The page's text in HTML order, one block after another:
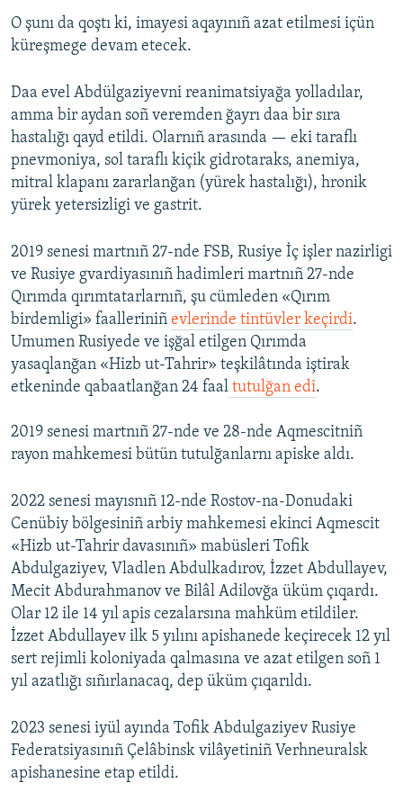
O şunı da qoştı ki, imayesi aqayınıñ azat etilmesi içün
küreşmege devam etecek.
Daa evel Abdülgaziyevni reanimatsiyağa yolladılar,
amma bir aydan soñ veremden ğayrı daa bir sıra
hastalığı qayd etildi. Olarnıñ arasında — eki taraflı
pnevmoniya, sol taraflı kiçik gidrotaraks, anemiya,
mitral klapanı zararlanğan (yürek hastalığı), hronik
yürek yetersizligi ve gastrit.
2019 senesi martnıñ 27-nde FSB, Rusiye İç işler nazirligi
ve Rusiye gvardiyasınıñ hadimleri martnıñ 27-nde
Qırımda qırımtatarlarnıñ, şu cümleden «Qırım
birdemligi» faalleriniñ evlerinde tintüvler keçirdi.
Umumen Rusiyede ve işğal etilgen Qırımda
yasaqlanğan «Hizb ut-Tahrir» teşkilâtında iştirak
etkeninde qabaatlanğan 24 faal tutulğan edi.
2019 senesi martnıñ 27-nde ve 28-nde Aqmescitniñ
rayon mahkemesi bütün tutulğanlarnı apiske aldı.
2022 senesi mayısnıñ 12-nde Rostov-na-Donudaki
Cenübiy bölgesiniñ arbiy mahkemesi ekinci Aqmescit
«Hizb ut-Tahrir davasınıñ» mabüsleri Tofik
Abdulgaziyev, Vladlen Abdulkadırov, İzzet Abdullayev,
Mecit Abdurahmanov ve Bilâl Adilovğa üküm çıqardı.
Olar 12 ile 14 yıl apis cezalarsına mahküm etildiler.
İzzet Abdullayev ilk 5 yılını apishanede keçirecek 12 yıl
sert rejimli koloniyada qalmasına ve azat etilgen soñ 1
yıl azatlığı sıñırlanacaq, dep üküm çıqarıldı.
2023 senesi iyül ayında Tofik Abdulgaziyev Rusiye
Federatsiyasınıñ Çelâbinsk vilâyetiniñ Verhneuralsk
apishanesine etap etildi.